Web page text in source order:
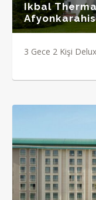
Ikbal
3 Gece 2 Kişi